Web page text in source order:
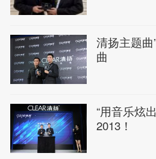
清扬主题曲
曲
“用音乐炫
2013！